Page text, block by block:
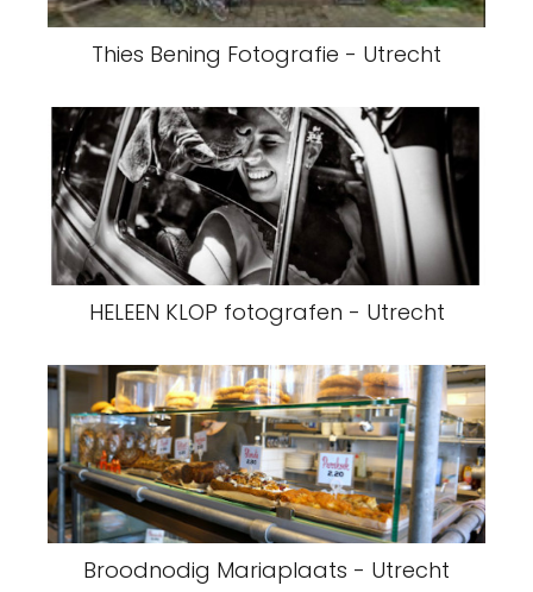
Thies Bening Fotografie - Utrecht
HELEEN KLOP fotografen - Utrecht
Broodnodig Mariaplaats - Utrecht